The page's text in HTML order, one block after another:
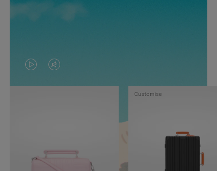
VIDEO
IS
GEPAUZEERD,
OP
HET
GELUID
Customise